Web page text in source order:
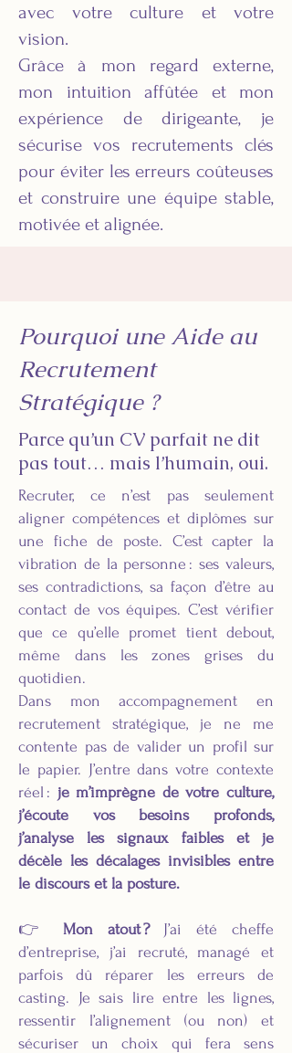
avec votre culture et votre
vision.
Grâce à mon regard externe,
mon intuition affûtée et mon
expérience de dirigeante, je
sécurise vos recrutements clés
pour éviter les erreurs coûteuses
et construire une équipe stable,
motivée et alignée.
Pourquoi une Aide au
Recrutement
Stratégique ?
Parce qu’un CV parfait ne dit
pas tout… mais l’humain, oui.
Recruter, ce n’est pas seulement
aligner compétences et diplômes sur
une fiche de poste. C’est capter la
vibration de la personne : ses valeurs,
ses contradictions, sa façon d’être au
contact de vos équipes. C’est vérifier
que ce qu’elle promet tient debout,
même dans les zones grises du
quotidien.
Dans mon accompagnement en
recrutement stratégique, je ne me
contente pas de valider un profil sur
le papier. J’entre dans votre contexte
réel : je m’imprègne de votre culture,
j’écoute vos besoins profonds,
j’analyse les signaux faibles et je
décèle les décalages invisibles entre
le discours et la posture.
👉 Mon atout ?J’ai été cheffe
d’entreprise, j’ai recruté, managé et
parfois dû réparer les erreurs de
casting. Je sais lire entre les lignes,
ressentir l’alignement (ou non) et
sécuriser un choix qui fera sens